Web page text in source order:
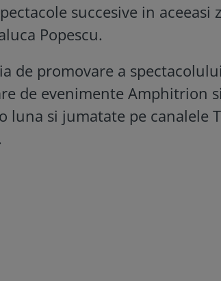
succesive in
Popescu.
de promovare a
de evenimente Amphitrion
luna si jumatate pe canalele